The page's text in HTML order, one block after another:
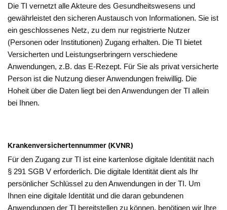
Die TI vernetzt alle Akteure des Gesundheitswesens und
gewährleistet den sicheren Austausch von Informationen. Sie ist
ein geschlossenes Netz, zu dem nur registrierte Nutzer
(Personen oder Institutionen) Zugang erhalten. Die TI bietet
Versicherten und Leistungserbringern verschiedene
Anwendungen, z.B. das E-Rezept. Für Sie als privat versicherte
Person ist die Nutzung dieser Anwendungen freiwillig. Die
Hoheit über die Daten liegt bei den Anwendungen der TI allein
bei Ihnen.
Krankenversichertennummer (KVNR)
Für den Zugang zur TI ist eine kartenlose digitale Identität nach
§ 291 SGB V erforderlich. Die digitale Identität dient als Ihr
persönlicher Schlüssel zu den Anwendungen in der TI. Um
Ihnen eine digitale Identität und die daran gebundenen
Anwendungen der TI bereitstellen zu können, benötigen wir Ihre